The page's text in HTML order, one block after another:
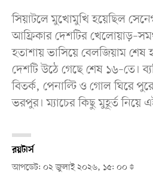
সিয়াটলে মুখোমুখি হয়েছিল
আফ্রিকার দেশটির
হতাশায় ভাসিয়ে বেলজিয়াম শেষ
দেশটি উঠে গেছে শেষ ১৬–তে।
বিতর্ক, পেনাল্টি ও গোল ঘিরে
ভরপুর। ম্যাচের কিছু মুহূর্ত নিয়ে
রয়টার্স
আপডেট: ০২ জুলাই ২০২৬, ১৫: ০০